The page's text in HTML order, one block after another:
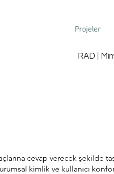
Projeler
cevap verecek şekilde
kimlik ve kullanıcı
RAD |